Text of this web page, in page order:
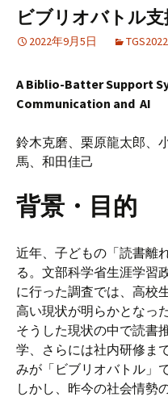
ビブリオバトル
2022年9月5日 TGS2022
A Biblio-Batter Support
Communication and AI
鈴木克磨、栗原龍太郎、
馬、和田佳己
背景・目的
近年、子どもの「読書離
る。文部科学省生涯学習
に行った調査では、高校
高い現状が明らかとなった
そうした現状の中で読書
学、さらには社内研修ま
みが「ビブリオバトル」
しかし、昨今の社会情勢